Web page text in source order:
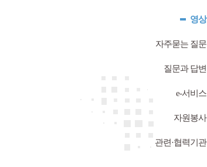
영상
자주묻는 질문
질문과 답변
e-서비스
자원봉사
관련·협력기관